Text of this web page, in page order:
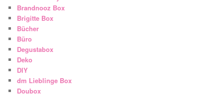
Brandnooz Box
Brigitte Box
Bücher
Büro
Degustabox
Deko
DIY
dm Lieblinge Box
Doubox